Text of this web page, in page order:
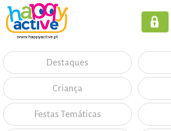
Destaques
Criança
Festas Temáticas